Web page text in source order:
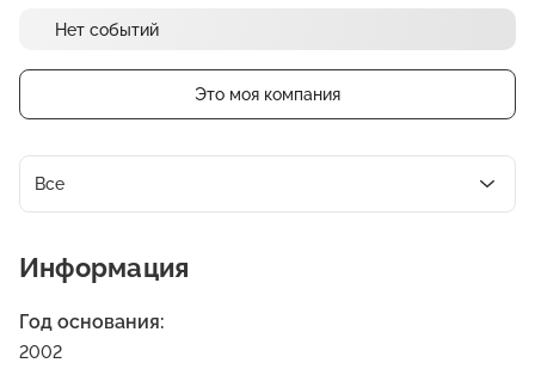
Нет событий
Это моя компания
Все
Информация
Год основания:
2002